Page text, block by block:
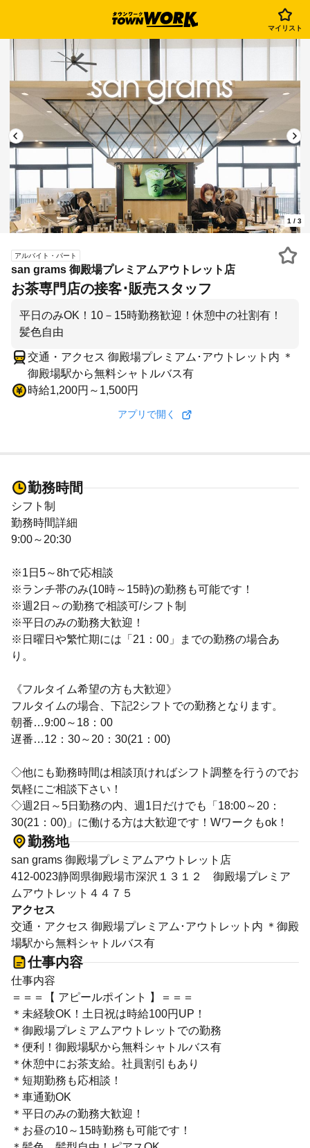
マイリスト
1 / 3
アルバイト・パート
san grams 御殿場プレミアムアウトレット店
お茶専門店の接客･販売スタッフ
平日のみOK！10－15時勤務歓迎！休憩中の社割有！
髪色自由
交通・アクセス 御殿場プレミアム･アウトレット内 ＊
御殿場駅から無料シャトルバス有
時給1,200円～1,500円
アプリで開く
勤務時間
シフト制
勤務時間詳細
9:00～20:30
※1日5～8hで応相談
※ランチ帯のみ(10時～15時)の勤務も可能です！
※週2日～の勤務で相談可/シフト制
※平日のみの勤務大歓迎！
※日曜日や繁忙期には「21：00」までの勤務の場合あ
り。
《フルタイム希望の方も大歓迎》
フルタイムの場合、下記2シフトでの勤務となります。
朝番…9:00～18：00
遅番…12：30～20：30(21：00)
◇他にも勤務時間は相談頂ければシフト調整を行うのでお
気軽にご相談下さい！
◇週2日～5日勤務の内、週1日だけでも「18:00～20：
30(21：00)」に働ける方は大歓迎です！Wワークもok！
勤務地
san grams 御殿場プレミアムアウトレット店
412-0023静岡県御殿場市深沢１３１２ 御殿場プレミア
ムアウトレット４４７５
アクセス
交通・アクセス 御殿場プレミアム･アウトレット内 ＊御殿
場駅から無料シャトルバス有
仕事内容
仕事内容
＝＝＝【 アピールポイント 】＝＝＝
＊未経験OK！土日祝は時給100円UP！
＊御殿場プレミアムアウトレットでの勤務
＊便利！御殿場駅から無料シャトルバス有
＊休憩中にお茶支給。社員割引もあり
＊短期勤務も応相談！
＊車通勤OK
＊平日のみの勤務大歓迎！
＊お昼の10～15時勤務も可能です！